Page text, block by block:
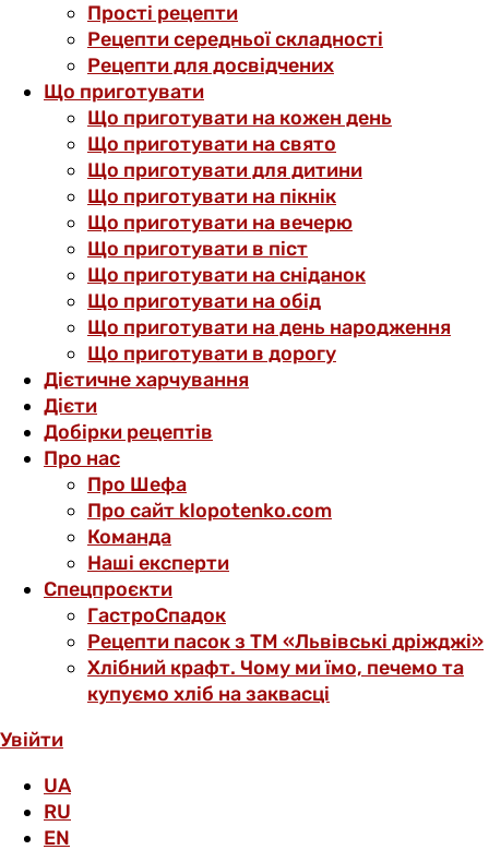
Прості рецепти
Рецепти середньої складності
Рецепти для досвідчених
Що приготувати
Що приготувати на кожен день
Що приготувати на свято
Що приготувати для дитини
Що приготувати на пікнік
Що приготувати на вечерю
Що приготувати в піст
Що приготувати на сніданок
Що приготувати на обід
Що приготувати на день народження
Що приготувати в дорогу
Дієтичне харчування
Дієти
Добірки рецептів
Про нас
Про Шефа
Про сайт klopotenko.com
Команда
Наші експерти
Спецпроєкти
ГастроСпадок
Рецепти пасок з ТМ «Львівські дріжджі»
Хлібний крафт. Чому ми їмо, печемо та
купуємо хліб на заквасці
Увійти
UA
RU
EN